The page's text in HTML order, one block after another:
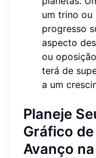
um trino ou
progresso
aspecto
ou
terá de
a um
Planeje
Gráfico
Avanço